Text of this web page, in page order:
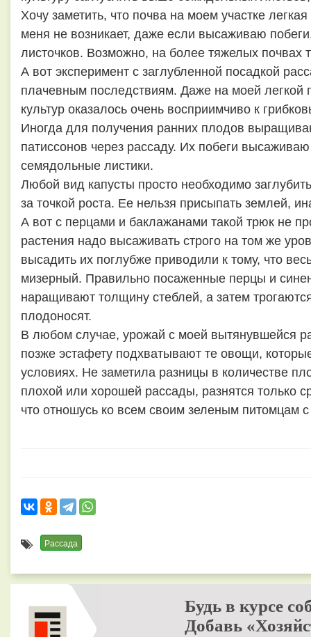
Хочу заметить, что почва на моем участке
меня не возникает, даже если высаживаю
листочков. Возможно, на более тяжелых почвах
А вот эксперимент с заглубленной посадкой
плачевным последствиям. Даже на моей легкой
культур оказалось очень восприимчиво к
Иногда для получения ранних плодов
патиссонов через рассаду. Их побеги
семядольные листики.
Любой вид капусты просто необходимо
за точкой роста. Ее нельзя присыпать землей,
А вот с перцами и баклажанами такой трюк не
растения надо высаживать строго на том же
высадить их поглубже приводили к тому, что
мизерный. Правильно посаженные перцы и
наращивают толщину стеблей, а затем
плодоносят.
В любом случае, урожай с моей вытянувшейся
позже эстафету подхватывают те овощи,
условиях. Не заметила разницы в количестве
плохой или хорошей рассады, разнятся только
что отношусь ко всем своим зеленым питомцам
Рассада
Будь в курсе
Добавь